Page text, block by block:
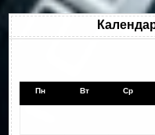
Пн Вт Ср